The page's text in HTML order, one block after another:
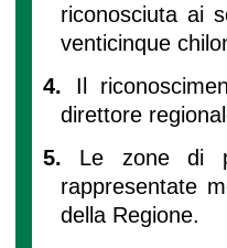
riconosciuta ai
venticinque
4. Il
direttore
5. Le zone di
rappresentate
della Regione.